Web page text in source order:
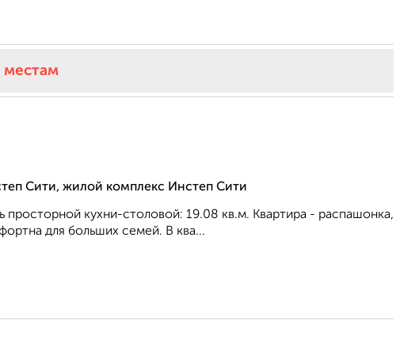
местам
Сити, жилой комплекс Инстеп Сити
кухни-столовой: 19.08 кв.м. Квартира - распашонка,
для бoльшиx ceмeй. В ква...